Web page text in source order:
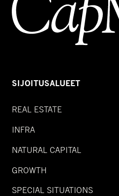
SIJOITUSALUEET
REAL ESTATE
INFRA
NATURAL CAPITAL
GROWTH
SPECIAL SITUATIONS